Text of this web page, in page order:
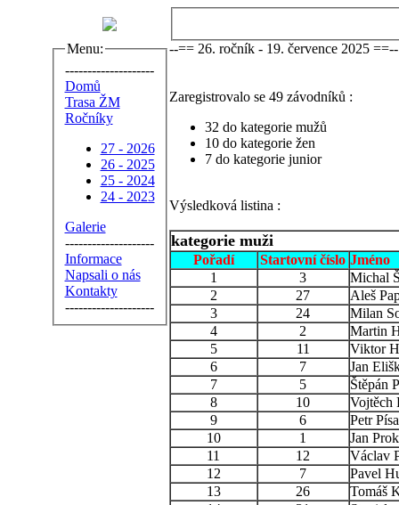
Menu:
--------------------
Domů
Trasa ŽM
Ročníky
27 - 2026
26 - 2025
25 - 2024
24 - 2023
Galerie
--------------------
Informace
Napsali o nás
Kontakty
--------------------
--== 26. ročník - 19. července 2025 ==--
Zaregistrovalo se 49 závodníků :
32 do kategorie mužů
10 do kategorie žen
7 do kategorie junior
Výsledková listina :
kategorie muži
Pořadí Startovní číslo Jméno
1
3
Michal
2
27
Aleš
3
24
Milan
4
2
Martin
5
11
Viktor
6
7
Jan
7
5
Štěpán
8
10
Vojtěch
9
6
Petr
10
1
Jan
11
12
Václav
12
7
Pavel
13
26
Tomáš